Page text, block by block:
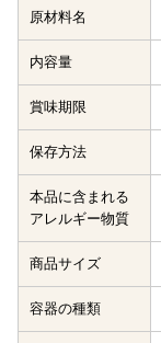
原材料名
内容量
賞味期限
保存方法
本品に含まれる
アレルギー物質
商品サイズ
容器の種類